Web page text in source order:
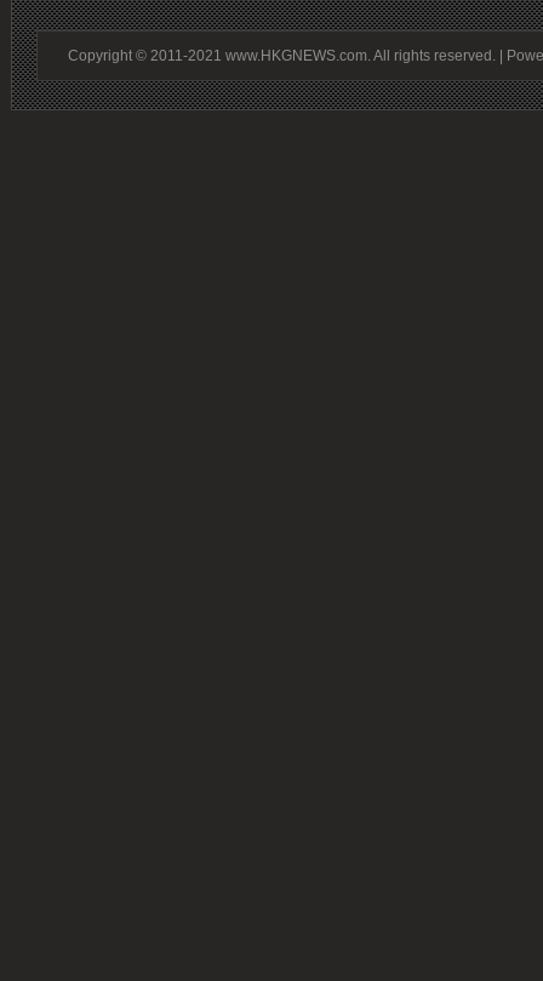
Copyright © 2011-2021 www.HKGNEWS.com. All rights reserved. |